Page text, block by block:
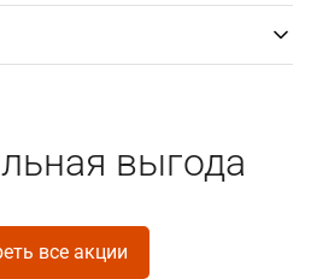
выгода
все акции